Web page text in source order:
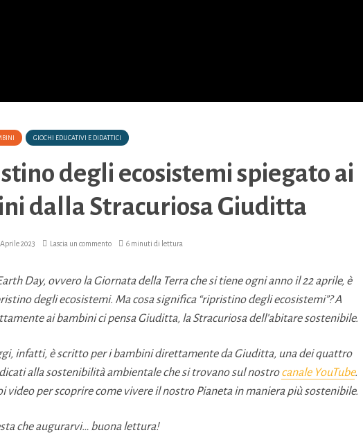
GIOCHI EDUCATIVI E DIDATTICI
degli ecosistemi spiegato ai
dalla Stracuriosa Giuditta
2023 Lascia un commento 6 minuti di lettura
Day, ovvero la Giornata della Terra che si tiene ogni anno il 22 aprile, è
degli ecosistemi. Ma cosa significa “ripristino degli ecosistemi”? A
ai bambini ci pensa Giuditta, la Stracuriosa dell’abitare sostenibile.
infatti, è scritto per i bambini direttamente da Giuditta, una dei quattro
alla sostenibilità ambientale che si trovano sul nostrocanale YouTube.
video per scoprire come vivere il nostro Pianeta in maniera più sostenibile.
che augurarvi… buona lettura!